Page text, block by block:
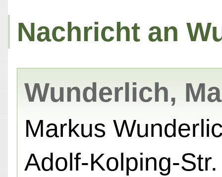
Nachricht an
Wunderlich,
Markus
Adolf-Kolping-